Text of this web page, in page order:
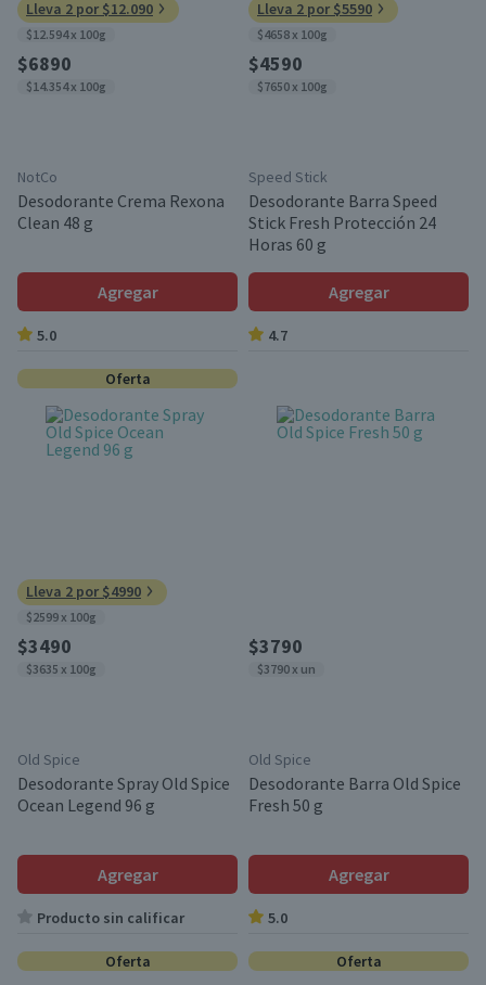
Lleva 2 por $12.090
$12.594 x 100g
$6890
$14.354 x 100g
NotCo
Desodorante Crema Rexona
Clean 48 g
Agregar
5.0
Lleva 2 por $5590
$4658 x 100g
$4590
$7650 x 100g
Speed Stick
Desodorante Barra Speed
Stick Fresh Protección 24
Horas 60 g
Agregar
4.7
Oferta
Lleva 2 por $4990
$2599 x 100g
$3490
$3635 x 100g
Old Spice
Desodorante Spray Old Spice
Ocean Legend 96 g
Agregar
Producto sin calificar
$3790
$3790 x un
Old Spice
Desodorante Barra Old Spice
Fresh 50 g
Agregar
5.0
Oferta Oferta